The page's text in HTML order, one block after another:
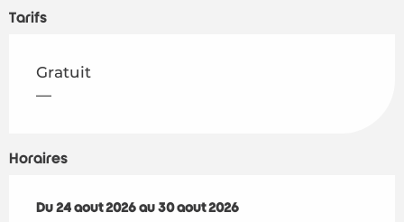
Tarifs
Gratuit
—
Horaires
Du 24 août 2026 au 30 août 2026
Du 24 août 2026 au 30 août 2026